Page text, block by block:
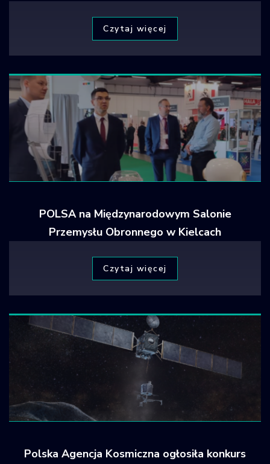
Czytaj więcej
POLSA na Międzynarodowym Salonie
Przemysłu Obronnego w Kielcach
Czytaj więcej
Polska Agencja Kosmiczna ogłosiła konkurs